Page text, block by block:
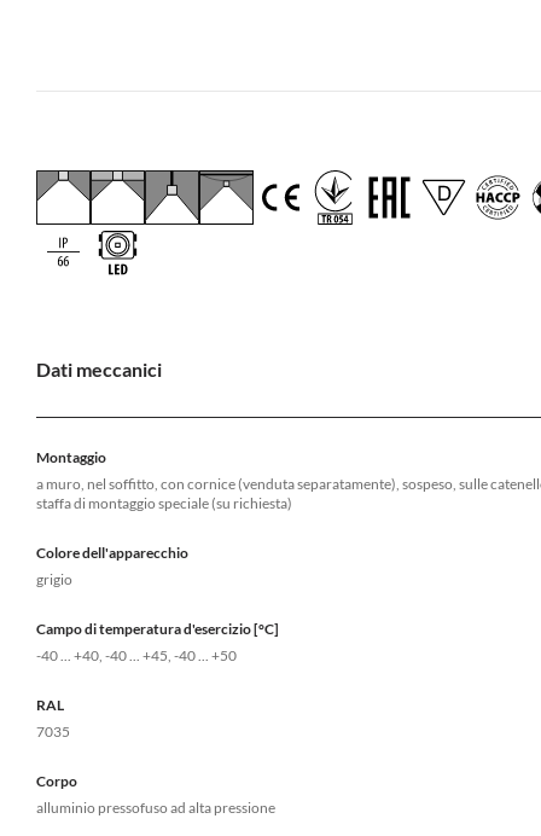
Dati meccanici
Montaggio
a muro, nel soffitto, con cornice (venduta separatamente), sospeso, sulle
staffa di montaggio speciale (su richiesta)
Colore dell'apparecchio
grigio
Campo di temperatura d'esercizio [°C]
-40 ... +40, -40 ... +45, -40 ... +50
RAL
7035
Corpo
alluminio pressofuso ad alta pressione